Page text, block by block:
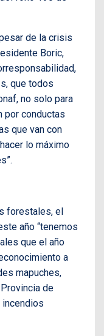
de la crisis
Boric,
que todos
no solo para
por conductas
que van con
lo máximo
forestales, el
año “tenemos
que el año
a
mapuches,
de
incendios